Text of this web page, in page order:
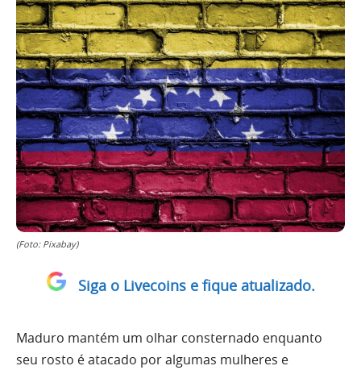
(Foto: Pixabay)
Siga o Livecoins e fique atualizado.
Maduro mantém um olhar consternado enquanto
seu rosto é atacado por algumas mulheres e